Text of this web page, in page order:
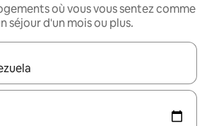
où vous vous sentez comme
séjour d'un mois ou plus.
s'affichent, utilisez les flèches vers le